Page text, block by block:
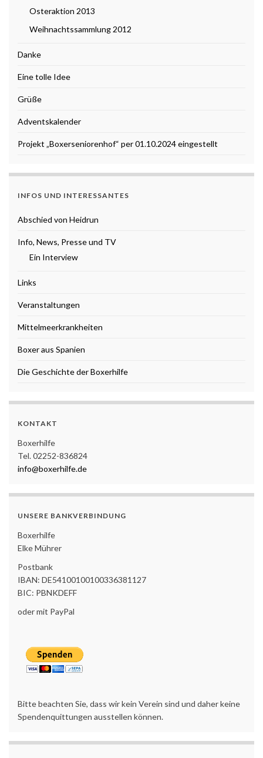
Osteraktion 2013
Weihnachtssammlung 2012
Danke
Eine tolle Idee
Grüße
Adventskalender
Projekt „Boxerseniorenhof“ per 01.10.2024 eingestellt
INFOS UND INTERESSANTES
Abschied von Heidrun
Info, News, Presse und TV
Ein Interview
Links
Veranstaltungen
Mittelmeerkrankheiten
Boxer aus Spanien
Die Geschichte der Boxerhilfe
KONTAKT
Boxerhilfe
Tel. 02252-836824
info@boxerhilfe.de
UNSERE BANKVERBINDUNG
Boxerhilfe
Elke Mührer
Postbank
IBAN: DE54100100100336381127
BIC: PBNKDEFF
oder mit PayPal
Bitte beachten Sie, dass wir kein Verein sind und daher keine
Spendenquittungen ausstellen können.